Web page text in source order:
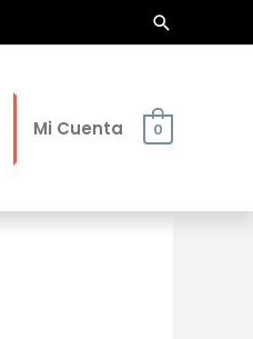
Buscar
Mi Cuenta 0